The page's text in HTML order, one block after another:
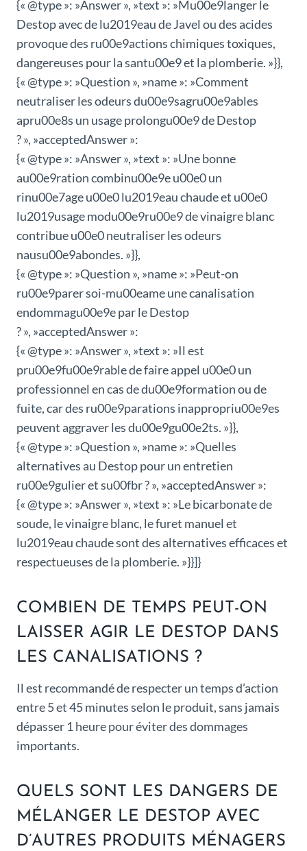
{« @type »: »Answer », »text »: »Mu00e9langer le
Destop avec de lu2019eau de Javel ou des acides
provoque des ru00e9actions chimiques toxiques,
dangereuses pour la santu00e9 et la plomberie. »}},
{« @type »: »Question », »name »: »Comment
neutraliser les odeurs du00e9sagru00e9ables
apru00e8s un usage prolongu00e9 de Destop
? », »acceptedAnswer »:
{« @type »: »Answer », »text »: »Une bonne
au00e9ration combinu00e9e u00e0 un
rinu00e7age u00e0 lu2019eau chaude et u00e0
lu2019usage modu00e9ru00e9 de vinaigre blanc
contribue u00e0 neutraliser les odeurs
nausu00e9abondes. »}},
{« @type »: »Question », »name »: »Peut-on
ru00e9parer soi-mu00eame une canalisation
endommagu00e9e par le Destop
? », »acceptedAnswer »:
{« @type »: »Answer », »text »: »Il est
pru00e9fu00e9rable de faire appel u00e0 un
professionnel en cas de du00e9formation ou de
fuite, car des ru00e9parations inappropriu00e9es
peuvent aggraver les du00e9gu00e2ts. »}},
{« @type »: »Question », »name »: »Quelles
alternatives au Destop pour un entretien
ru00e9gulier et su00fbr ? », »acceptedAnswer »:
{« @type »: »Answer », »text »: »Le bicarbonate de
soude, le vinaigre blanc, le furet manuel et
lu2019eau chaude sont des alternatives efficaces et
respectueuses de la plomberie. »}}]}
COMBIEN DE TEMPS PEUT-ON
LAISSER AGIR LE DESTOP DANS
LES CANALISATIONS ?
Il est recommandé de respecter un temps d’action
entre 5 et 45 minutes selon le produit, sans jamais
dépasser 1 heure pour éviter des dommages
importants.
QUELS SONT LES DANGERS DE
MÉLANGER LE DESTOP AVEC
D’AUTRES PRODUITS MÉNAGERS